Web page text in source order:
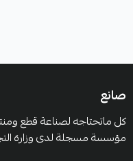
صانع
كل ماتحتاجه لصناعة قطع
مؤسسة مسجلة لدى وزارة التجارة